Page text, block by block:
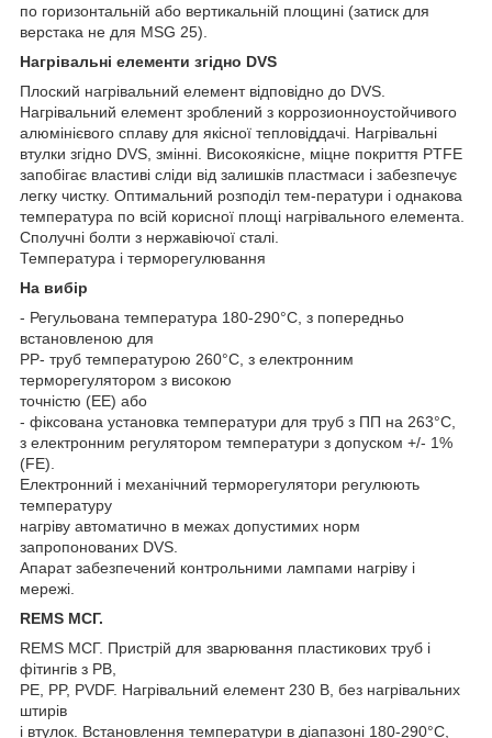
по горизонтальній або вертикальній площині (затиск для
верстака не для MSG 25).
Нагрівальні елементи згідно DVS
Плоский нагрівальний елемент відповідно до DVS.
Нагрівальний елемент зроблений з коррозионноустойчивого
алюмінієвого сплаву для якісної тепловіддачі. Нагрівальні
втулки згідно DVS, змінні. Високоякісне, міцне покриття PTFE
запобігає властиві сліди від залишків пластмаси і забезпечує
легку чистку. Оптимальний розподіл тем-ператури і однакова
температура по всій корисної площі нагрівального елемента.
Сполучні болти з нержавіючої сталі.
Температура і терморегулювання
На вибір
- Регульована температура 180-290°C, з попередньо
встановленою для
PP- труб температурою 260°C, з електронним
терморегулятором з високою
точністю (EE) або
- фіксована установка температури для труб з ПП на 263°C,
з електронним регулятором температури з допуском +/- 1%
(FE).
Електронний і механічний терморегулятори регулюють
температуру
нагріву автоматично в межах допустимих норм
запропонованих DVS.
Апарат забезпечений контрольними лампами нагріву і
мережі.
REMS МСГ.
REMS МСГ. Пристрій для зварювання пластикових труб і
фітингів з PB,
PE, PP, PVDF. Нагрівальний елемент 230 В, без нагрівальних
штирів
і втулок. Встановлення температури в діапазоні 180-290°C,